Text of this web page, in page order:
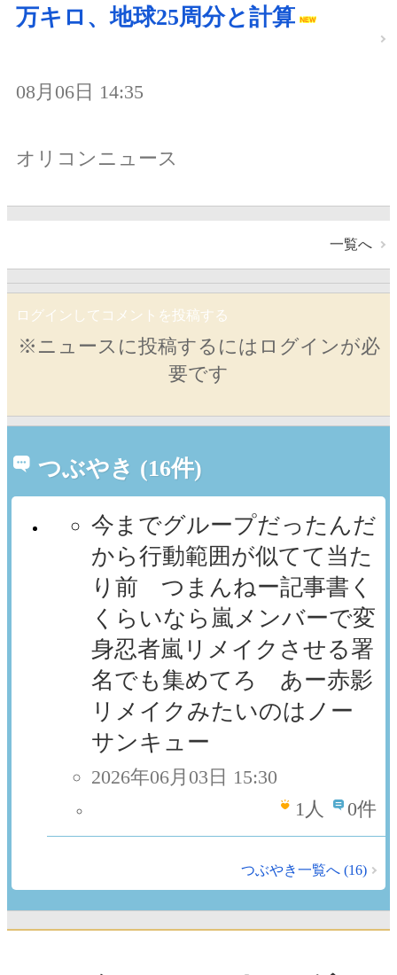
万キロ、地球25周分と計算
08月06日 14:35
オリコンニュース
一覧へ
ログインしてコメントを投稿する
※ニュースに投稿するにはログインが必
要です
つぶやき (16件)
今までグループだったんだ
から行動範囲が似てて当た
り前 つまんねー記事書く
くらいなら嵐メンバーで変
身忍者嵐リメイクさせる署
名でも集めてろ あー赤影
リメイクみたいのはノー
サンキュー
2026年06月03日 15:30
1人 0件
つぶやき一覧へ (16)